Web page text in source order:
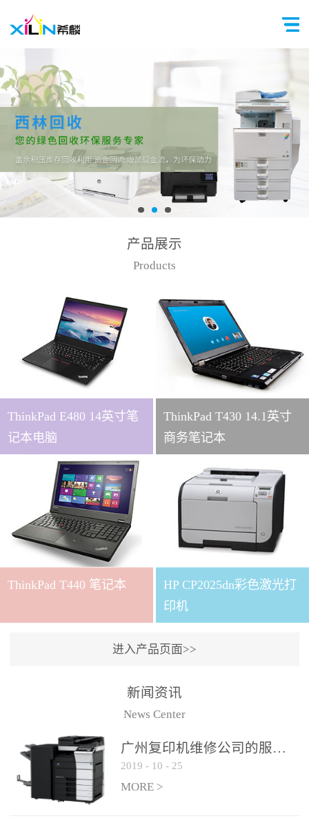
产品展示
Products
ThinkPad E480 14英寸笔
记本电脑
ThinkPad T430 14.1英寸
商务笔记本
ThinkPad T440 笔记本
HP CP2025dn彩色激光打
印机
进入产品页面>>
新闻资讯
News Center
广州复印机维修公司的服务如何?
2019 - 10 - 25
MORE >